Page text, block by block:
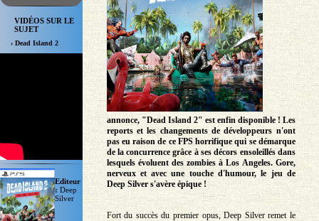
VIDÉOS SUR LE
SUJET
› Dead Island 2
Editeur
:Deep
Silver
annonce, "Dead Island 2" est enfin disponible ! Les
reports et les changements de développeurs n'ont
pas eu raison de ce FPS horrifique qui se démarque
de la concurrence grâce à ses décors ensoleillés dans
lesquels évoluent des zombies à Los Angeles. Gore,
nerveux et avec une touche d'humour, le jeu de
Deep Silver s'avère épique !
Fort du succès du premier opus, Deep Silver remet le